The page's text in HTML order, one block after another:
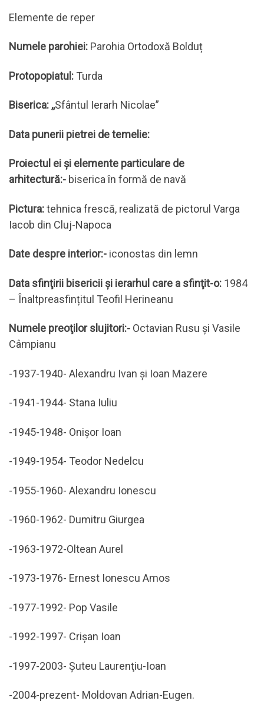
Elemente de reper
Numele parohiei: Parohia Ortodoxă Bolduț
Protopopiatul: Turda
Biserica: ,,Sfântul Ierarh Nicolae”
Data punerii pietrei de temelie:
Proiectul ei şi elemente particulare de
arhitectură:- biserica în formă de navă
Pictura:tehnica frescă, realizată de pictorul Varga
Iacob din Cluj-Napoca
Date despre interior:- iconostas din lemn
Data sfinţirii bisericii şi ierarhul care a sfinţit-o: 1984
– Înaltpreasfințitul Teofil Herineanu
Numele preoţilor slujitori:- Octavian Rusu și Vasile
Câmpianu
-1937-1940- Alexandru Ivan şi Ioan Mazere
-1941-1944- Stana Iuliu
-1945-1948- Onişor Ioan
-1949-1954- Teodor Nedelcu
-1955-1960- Alexandru Ionescu
-1960-1962- Dumitru Giurgea
-1963-1972-Oltean Aurel
-1973-1976- Ernest Ionescu Amos
-1977-1992- Pop Vasile
-1992-1997- Crişan Ioan
-1997-2003- Şuteu Laurenţiu-Ioan
-2004-prezent- Moldovan Adrian-Eugen.